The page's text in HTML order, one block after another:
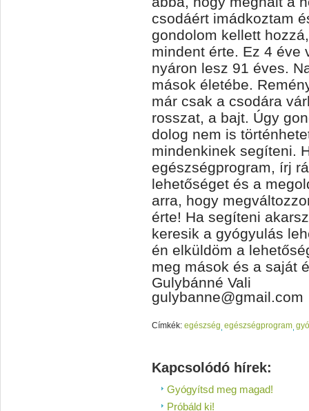
csodáért imádkoztam
gondolom kellett
mindent érte. Ez 4 éve
nyáron lesz 91 éves.
mások életébe.
már csak a csodára
rosszat, a bajt. Úgy
dolog nem is
mindenkinek segíteni.
egészségprogram, írj
lehetőséget és a
arra, hogy
érte! Ha segíteni
keresik a gyógyulás
én elküldöm a
meg mások és a saját
Gulybánné Vali
gulybanne@gmail.com
Címkék: egészség egészségprogram
Kapcsolódó hírek:
Gyógyítsd meg magad!
Próbáld ki!